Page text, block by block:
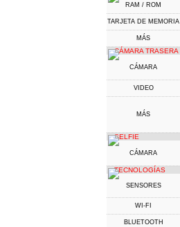
RAM / ROM
TARJETA DE MEMORIA
MÁS
CÁMARA TRASERA
CÁMARA
VIDEO
MÁS
SELFIE
CÁMARA
TECNOLOGÍAS
SENSORES
WI-FI
BLUETOOTH